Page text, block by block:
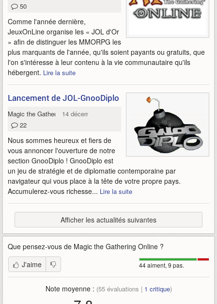
50
Comme l'année dernière,
JeuxOnLine organise les « JOL d'Or
» afin de distinguer les MMORPG les
plus marquants de l'année, qu'ils soient payants ou gratuits, que
l'on s'intéresse à leur contenu à la vie communautaire qu'ils
hébergent. Lire la suite
Lancement de JOL-GnooDiplo
Magic the Gathering Online14 décembre 2007
22
Nous sommes heureux et fiers de
vous annoncer l'ouverture de notre
section GnooDiplo ! GnooDiplo est
un jeu de stratégie et de diplomatie contemporaine par
navigateur qui vous place à la tête de votre propre pays.
Accumulerez-vous richesse... Lire la suite
Afficher les actualités suivantes
Que pensez-vous de Magic the Gathering Online ?
44 aiment, 9 pas.
J'aime
Note moyenne : (55évaluations | 1 critique)